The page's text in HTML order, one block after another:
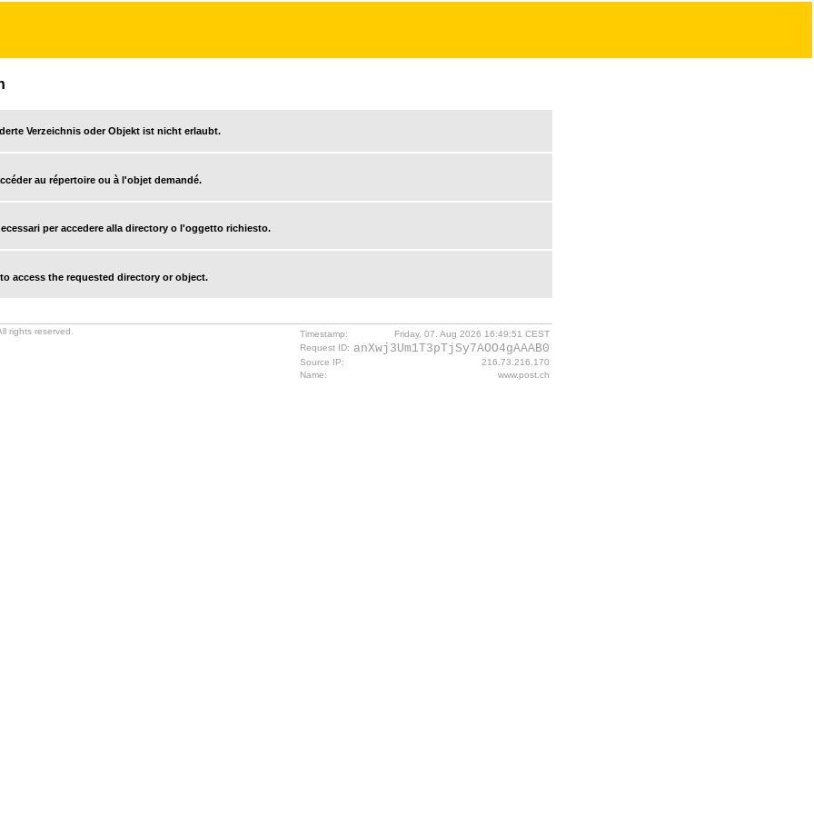
Verzeichnis oder Objekt ist nicht erlaubt.
au répertoire ou à l'objet demandé.
per accedere alla directory o l'oggetto richiesto.
access the requested directory or object.
rights reserved. Timestamp:
Friday, 07. Aug 2026 16:49:51 CEST
Request ID: anXwj3Um1T3pTjSy7AOO4gAAAB0
Source IP:
216.73.216.170
Name:
www.post.ch